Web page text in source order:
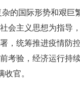
的国际形势和艰巨
会主义思想为指导
，统筹推进疫情防
考验，经济运行持
官。